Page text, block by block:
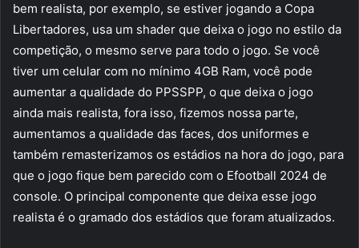
bem realista, por exemplo, se estiver jogando a Copa
Libertadores, usa um shader que deixa o jogo no estilo da
competição, o mesmo serve para todo o jogo. Se você
tiver um celular com no mínimo 4GB Ram, você pode
aumentar a qualidade do PPSSPP, o que deixa o jogo
ainda mais realista, fora isso, fizemos nossa parte,
aumentamos a qualidade das faces, dos uniformes e
também remasterizamos os estádios na hora do jogo, para
que o jogo fique bem parecido com o Efootball 2024 de
console. O principal componente que deixa esse jogo
realista é o gramado dos estádios que foram atualizados.